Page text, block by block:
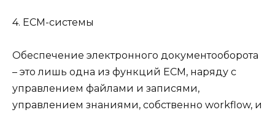
4. ЕСМ-системы
Обеспечение электронного документооборота
– это лишь одна из функций ЕСМ, наряду с
управлением файлами и записями,
управлением знаниями, собственно workflow, и